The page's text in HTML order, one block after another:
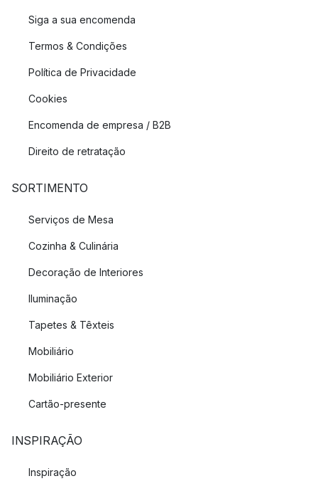
Siga a sua encomenda
Termos & Condições
Política de Privacidade
Cookies
Encomenda de empresa / B2B
Direito de retratação
SORTIMENTO
Serviços de Mesa
Cozinha & Culinária
Decoração de Interiores
Iluminação
Tapetes & Têxteis
Mobiliário
Mobiliário Exterior
Cartão-presente
INSPIRAÇÃO
Inspiração